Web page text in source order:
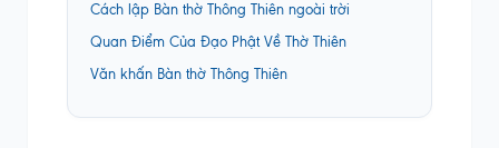
Cách lập Bàn thờ Thông Thiên ngoài trời
Quan Điểm Của Đạo Phật Về Thờ Thiên
Văn khấn Bàn thờ Thông Thiên